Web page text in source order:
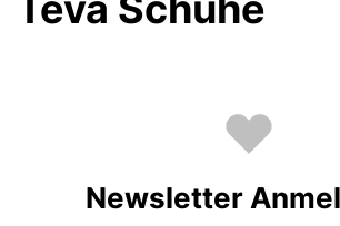
Newsletter